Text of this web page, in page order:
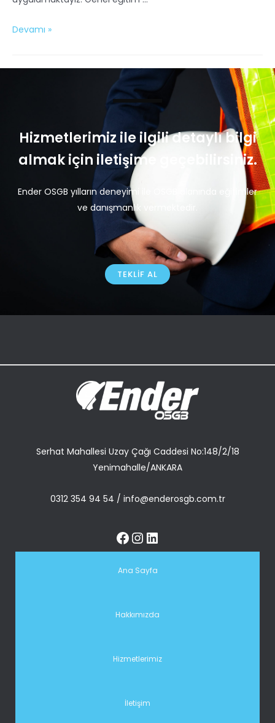
Devamı »
Hizmetlerimiz ile ilgili detaylı bilgi
almak için iletişime geçebilirsiniz.
Ender OSGB yılların deneyimi ile OSGB alanında eğitimler
ve danışmanlık vermektedir.
TEKLIF AL
Serhat Mahallesi Uzay Çağı Caddesi No:148/2/18
Yenimahalle/ANKARA
0312 354 94 54 / info@enderosgb.com.tr
Ana Sayfa
Hakkımızda
Hizmetlerimiz
İletişim